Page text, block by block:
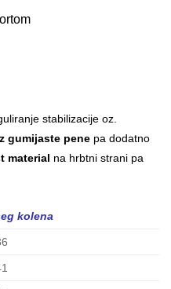
stabilizacije oz.
gumijaste pene pa dodatno
material na hrbtni strani pa
kolena